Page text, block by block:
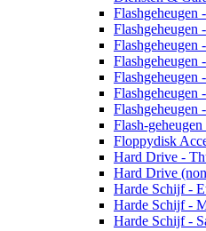
Flashgeheugen
Flashgeheugen
Flashgeheugen
Flashgeheugen
Flashgeheugen
Flashgeheugen
Flashgeheugen
Flash-
Floppydisk
Hard Drive -
Hard Drive
Harde Schijf -
Harde Schijf -
Harde Schijf -